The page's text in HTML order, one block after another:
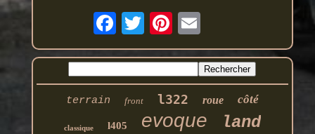
terrain front l322 roue côté
classique l405 evoque land